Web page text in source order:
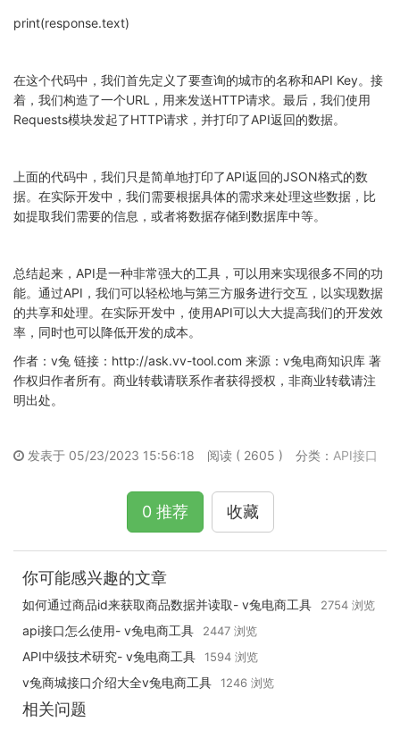
print(response.text)
在这个代码中，我们首先定义了要查询的城市的名称和API Key。接
着，我们构造了一个URL，用来发送HTTP请求。最后，我们使用
Requests模块发起了HTTP请求，并打印了API返回的数据。
上面的代码中，我们只是简单地打印了API返回的JSON格式的数
据。在实际开发中，我们需要根据具体的需求来处理这些数据，比
如提取我们需要的信息，或者将数据存储到数据库中等。
总结起来，API是一种非常强大的工具，可以用来实现很多不同的功
能。通过API，我们可以轻松地与第三方服务进行交互，以实现数据
的共享和处理。在实际开发中，使用API可以大大提高我们的开发效
率，同时也可以降低开发的成本。
作者：v兔 链接：http://ask.vv-tool.com 来源：v兔电商知识库 著
作权归作者所有。商业转载请联系作者获得授权，非商业转载请注
明出处。
发表于 05/23/2023 15:56:18 阅读 ( 2605 ) 分类： API接口
0 推荐 收藏
你可能感兴趣的文章
如何通过商品id来获取商品数据并读取- v兔电商工具 2754 浏览
api接口怎么使用- v兔电商工具 2447 浏览
API中级技术研究- v兔电商工具 1594 浏览
v兔商城接口介绍大全v兔电商工具 1246 浏览
相关问题